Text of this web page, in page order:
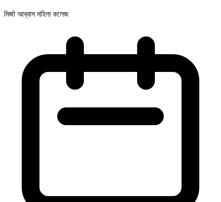
মির্জা আব্বাস মহিলা কলেজ